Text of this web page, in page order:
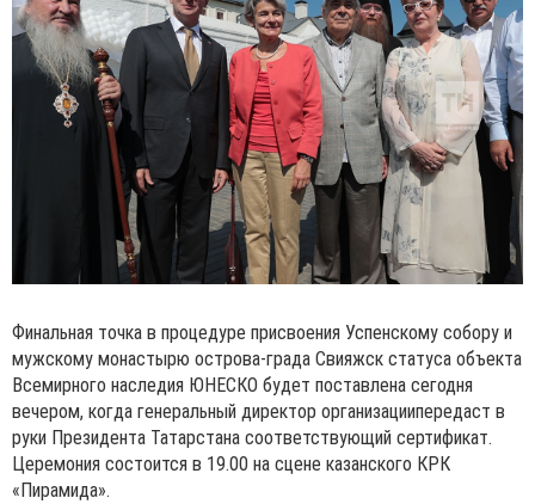
Финальная точка в процедуре присвоения Успенскому собору и
мужскому монастырю острова-града Свияжск статуса объекта
Всемирного наследия ЮНЕСКО будет поставлена сегодня
вечером, когда генеральный директор организациипередаст в
руки Президента Татарстана соответствующий сертификат.
Церемония состоится в 19.00 на сцене казанского КРК
«Пирамида».